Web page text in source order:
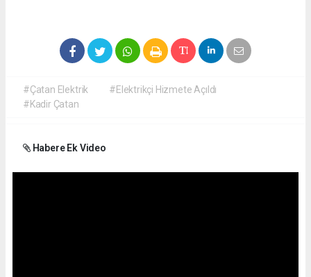
#Çatan Elektrik
#Elektrikçi Hizmete Açıldı
#Kadir Çatan
Habere Ek Video